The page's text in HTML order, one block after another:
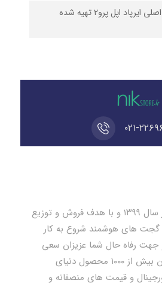
این محصول از پک اصلی ایرپاد اپل پرو۲ تهیه شده
فروشگاه نیک استور در سال ۱۳۹۹ و با هدف فروش و توزیع
گجت های هوشمند شروع به کار
جهت رفاه حال شما عزیزان سعی
کرده ایم با موجود کردن بیش از ۱۰۰۰ محصول دنیای
و قیمت های منصفانه و